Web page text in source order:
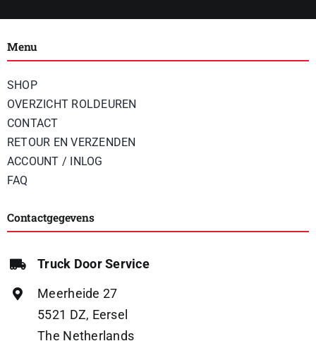
Menu
SHOP
OVERZICHT ROLDEUREN
CONTACT
RETOUR EN VERZENDEN
ACCOUNT / INLOG
FAQ
Contactgegevens
Truck Door Service
Meerheide 27
5521 DZ, Eersel
The Netherlands